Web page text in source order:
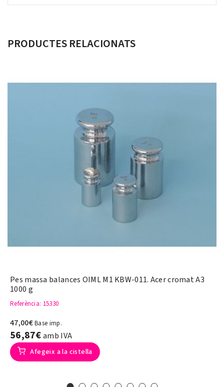
PRODUCTES RELACIONATS
Pes massa balances OIML M1 KBW-011. Acer cromat A3
1000 g
Referència: 15330
47,00€Base imp.
56,87€amb IVA
Afegeix a la cistella